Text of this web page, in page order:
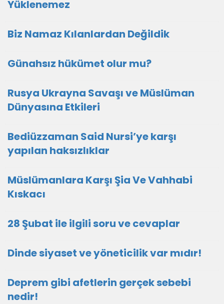
Yüklenemez
Biz Namaz Kılanlardan Değildik
Günahsız hükümet olur mu?
Rusya Ukrayna Savaşı ve Müslüman
Dünyasına Etkileri
Bediüzzaman Said Nursi’ye karşı
yapılan haksızlıklar
Müslümanlara Karşı Şia Ve Vahhabi
Kıskacı
28 Şubat ile ilgili soru ve cevaplar
Dinde siyaset ve yöneticilik var mıdır!
Deprem gibi afetlerin gerçek sebebi
nedir!